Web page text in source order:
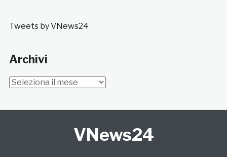
Tweets by VNews24
Archivi
Archivi
VNews24